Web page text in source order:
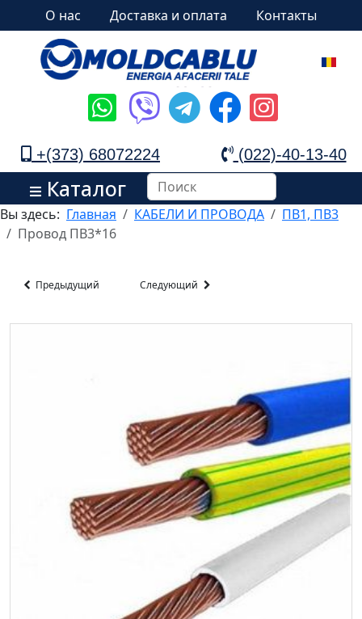
О нас Доставка и оплата Контакты
+(373) 68072224 (022)-40-13-40
Каталог
Вы здесь: Главная КАБЕЛИ И ПРОВОДА
ПВ1, ПВ3
Провод ПВ3*16
Предыдущий Следующий